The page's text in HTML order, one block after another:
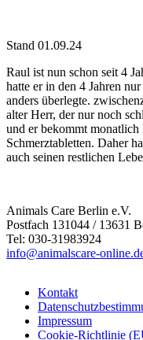
Stand 01.09.24
Raul ist nun schon seit 4
hatte er in den 4 Jahren
anders überlegte.
alter Herr, der nur noch
und er bekommt
Schmerztabletten. Daher
auch seinen restlichen
Animals Care Berlin e.V.
Postfach 131044 / 13631
Tel: 030-31983924
info@animalscare-
Kontakt
Impressum
Cookie-Richtlinie